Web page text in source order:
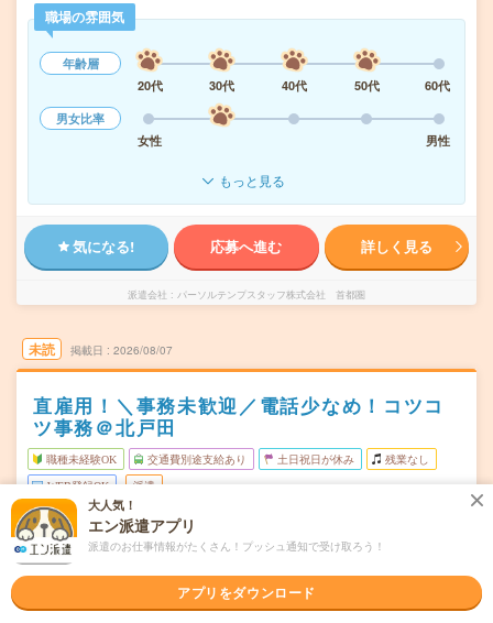
職場の雰囲気
年齢層
20代
30代 40代 50代
60代
男女比率
女性
男性
もっと見る
気になる! 応募へ進む 詳しく見る
派遣会社 パーソルテンプスタッフ株式会社 首都圏
未読 掲載日 2026/08/07
直雇用！＼事務未歓迎／電話少なめ！コツコ
ツ事務＠北戸田
職種未経験OK 交通費別途支給あり 土日祝日が休み 残業なし
WEB登録OK 派遣
勤務地
埼玉県戸田市
北戸田駅から徒歩13分／南浦和駅から民間バス20分
月～金（週5日） ※土日祝休み！
大人気！
エン派遣アプリ
派遣のお仕事情報がたくさん！プッシュ通知で受け取ろう！
アプリをダウンロード